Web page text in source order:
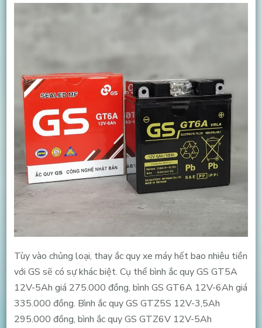
Tùy vào chủng loại, thay ắc quy xe máy hết bao nhiêu tiền
với GS sẽ có sự khác biệt. Cụ thể bình ắc quy GS GT5A
12V-5Ah giá 275.000 đồng, bình GS GT6A 12V-6Ah giá
335.000 đồng. Bình ắc quy GS GTZ5S 12V-3,5Ah
295.000 đồng, bình ắc quy GS GTZ6V 12V-5Ah